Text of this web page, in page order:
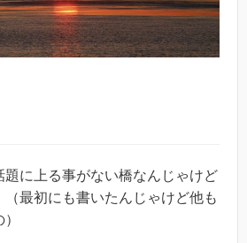
題に上る事がない橋なんじゃけど
最初にも書いたんじゃけど他も